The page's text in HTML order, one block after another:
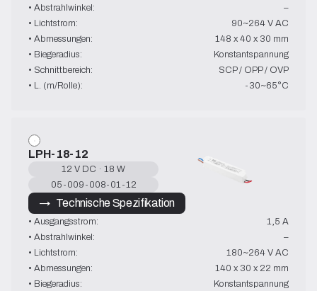
• Abstrahlwinkel:
–
• Lichtstrom:
90~264 V AC
• Abmessungen:
148 x 40 x 30 mm
• Biegeradius:
Konstantspannung
• Schnittbereich:
SCP / OPP / OVP
• L. (m/Rolle):
-30~65°C
LPH-18-12
12 V DC · 18 W
05-009-008-01-12
→   Technische Spezifikation
• Ausgangsstrom:
1,5 A
• Abstrahlwinkel:
–
• Lichtstrom:
180~264 V AC
• Abmessungen:
140 x 30 x 22 mm
• Biegeradius:
Konstantspannung